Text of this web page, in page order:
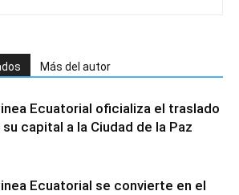
Más del autor
Ecuatorial oficializa el traslado
su capital a la Ciudad de la Paz
Ecuatorial se convierte en el